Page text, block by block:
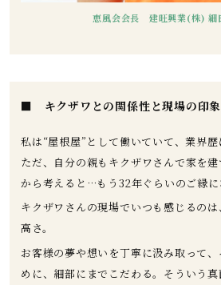
恵風会会長 建旺興業(株) 細
■ キクザワとの関係性と現場の印象
私は“屋根屋”として働いていて、業界歴
ただ、自分の親もキクザワさんで家を
から考えると…もう32年ぐらいのご縁に
キクザワさんの現場でいつも感じるの
高さ。
お客様の夢や想いを丁寧に汲み取って
めに、細部にまでこだわる。そういう